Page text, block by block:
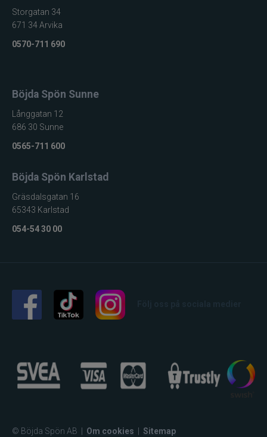
Loon
Lunker City
Molix
Mustad
Nils Master
Storgatan 34
671 34 Arvika
0570-711 690
Böjda Spön Sunne
Långgatan 12
686 30 Sunne
0565-711 600
Böjda Spön Karlstad
Gräsdalsgatan 16
65343 Karlstad
054-54 30 00
© Böjda Spön AB Om cookies Sitemap